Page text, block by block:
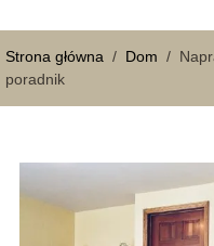
Strona główna / Dom /
poradnik